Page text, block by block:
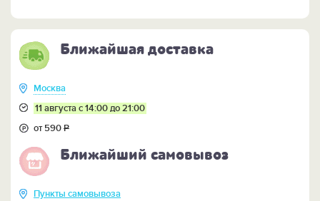
Ближайшая доставка
Москва
11 августа с 14:00 до 21:00
от 590Р
Ближайший самовывоз
Пункты самовывоза